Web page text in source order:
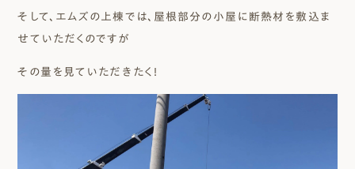
そして、エムズの上棟では、屋根部分の小屋に断熱材を敷込ま
せていただくのですが
その量を見ていただきたく！